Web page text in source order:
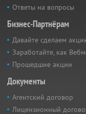
Ответы на вопросы
Бизнес-Партнёрам
Давайте сделаем
Заработайте, как
Прошедшие акции
Документы
Агентский договор
Лицензионный